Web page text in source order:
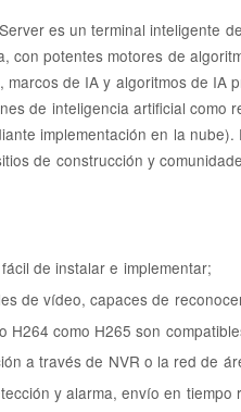
es un terminal inteligente
con potentes motores de
de IA y algoritmos de
de inteligencia artificial
implementación en la
de construcción y
de instalar e implementar;
de vídeo, capaces de
H264 como H265 son
a través de NVR o la red de
y alarma, envío en tiempo